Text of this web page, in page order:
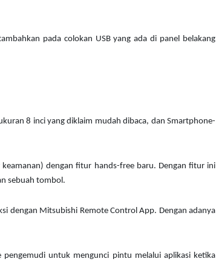
pada colokan USB yang ada di panel belakang
8 inci yang diklaim mudah dibaca, dan Smartphone-
keamanan) dengan fitur hands-free baru. Dengan fitur ini
sebuah tombol.
dengan Mitsubishi Remote Control App. Dengan adanya
untuk mengunci pintu melalui aplikasi ketika